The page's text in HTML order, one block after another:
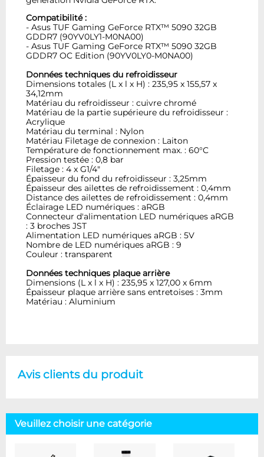
Compatibilité :
- Asus TUF Gaming GeForce RTX™ 5090 32GB
GDDR7 (90YV0LY1-M0NA00)
- Asus TUF Gaming GeForce RTX™ 5090 32GB
GDDR7 OC Edition (90YV0LY0-M0NA00)
Données techniques du refroidisseur
Dimensions totales (L x l x H) : 235,95 x 155,57 x
34,12mm
Matériau du refroidisseur : cuivre chromé
Matériau de la partie supérieure du refroidisseur :
Acrylique
Matériau du terminal : Nylon
Matériau Filetage de connexion : Laiton
Température de fonctionnement max. : 60°C
Pression testée : 0,8 bar
Filetage : 4 x G1/4"
Épaisseur du fond du refroidisseur : 3,25mm
Épaisseur des ailettes de refroidissement : 0,4mm
Distance des ailettes de refroidissement : 0,4mm
Éclairage LED numériques : aRGB
Connecteur d'alimentation LED numériques aRGB
: 3 broches JST
Alimentation LED numériques aRGB : 5V
Nombre de LED numériques aRGB : 9
Couleur : transparent
Données techniques plaque arrière
Dimensions (L x l x H) : 235,95 x 127,00 x 6mm
Épaisseur plaque arrière sans entretoises : 3mm
Matériau : Aluminium
Avis clients du produit
Veuillez choisir une catégorie